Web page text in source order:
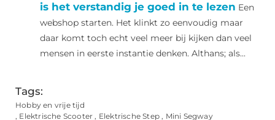
is het verstandig je goed in te lezen Een
webshop starten. Het klinkt zo eenvoudig maar
daar komt toch echt veel meer bij kijken dan veel
mensen in eerste instantie denken. Althans; als...
Tags:
Hobby en vrije tijd
, Elektrische Scooter , Elektrische Step , Mini Segway